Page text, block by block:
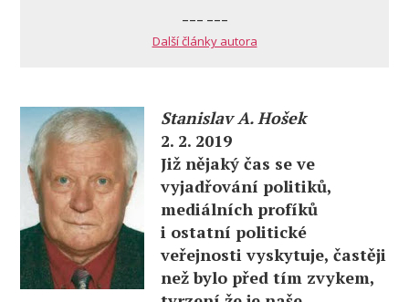
--- ---
Další články autora
Stanislav A. Hošek
2. 2. 2019
Již nějaký čas se ve
vyjadřování politiků,
mediálních profíků
i ostatní politické
veřejnosti vyskytuje, častěji
než bylo před tím zvykem,